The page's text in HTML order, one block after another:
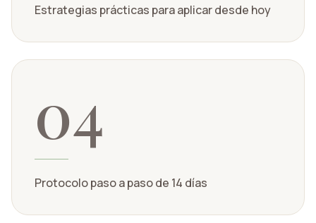
Estrategias prácticas para aplicar desde hoy
04
Protocolo paso a paso de 14 días